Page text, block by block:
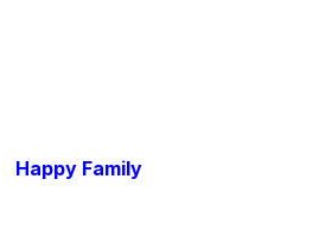
Happy Family